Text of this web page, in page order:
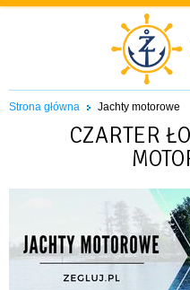
Strona główna Jachty motorowe
CZARTER